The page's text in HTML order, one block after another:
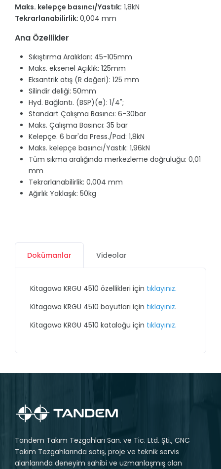
Maks. kelepçe basıncı/Yastık: 1,8kN
Tekrarlanabilirlik: 0,004 mm
Ana Özellikler
Sıkıştırma Aralıkları: 45-105mm
Maks. eksenel Açıklık: 125mm
Eksantrik atış (R değeri): 125 mm
Silindir deliği: 50mm
Hyd. Bağlantı. (BSP)(e): 1/4";
Standart Çalışma Basıncı: 6-30bar
Maks. Çalışma Basıncı: 35 bar
Kelepçe. 6 bar'da Press./Pad: 1,8kN
Maks. kelepçe basıncı/Yastık: 1,96kN
Tüm sıkma aralığında merkezleme doğruluğu: 0,01
mm
Tekrarlanabilirlik: 0,004 mm
Ağırlık Yaklaşık: 50kg
Dokümanlar Videolar
Kitagawa KRGU 4510 özellikleri için tıklayınız.
Kitagawa KRGU 4510 boyutları için tıklayınız.
Kitagawa KRGU 4510 kataloğu için tıklayınız.
Tandem Takım Tezgahları San. ve Tic. Ltd. Şti., CNC
Takım Tezgahlarında satış, proje ve teknik servis
alanlarında deneyim sahibi ve uzmanlaşmış olan